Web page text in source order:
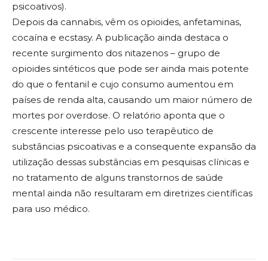
psicoativos).
Depois da cannabis, vêm os opioides, anfetaminas,
cocaína e ecstasy. A publicação ainda destaca o
recente surgimento dos nitazenos – grupo de
opioides sintéticos que pode ser ainda mais potente
do que o fentanil e cujo consumo aumentou em
países de renda alta, causando um maior número de
mortes por overdose. O relatório aponta que o
crescente interesse pelo uso terapêutico de
substâncias psicoativas e a consequente expansão da
utilização dessas substâncias em pesquisas clínicas e
no tratamento de alguns transtornos de saúde
mental ainda não resultaram em diretrizes científicas
para uso médico.